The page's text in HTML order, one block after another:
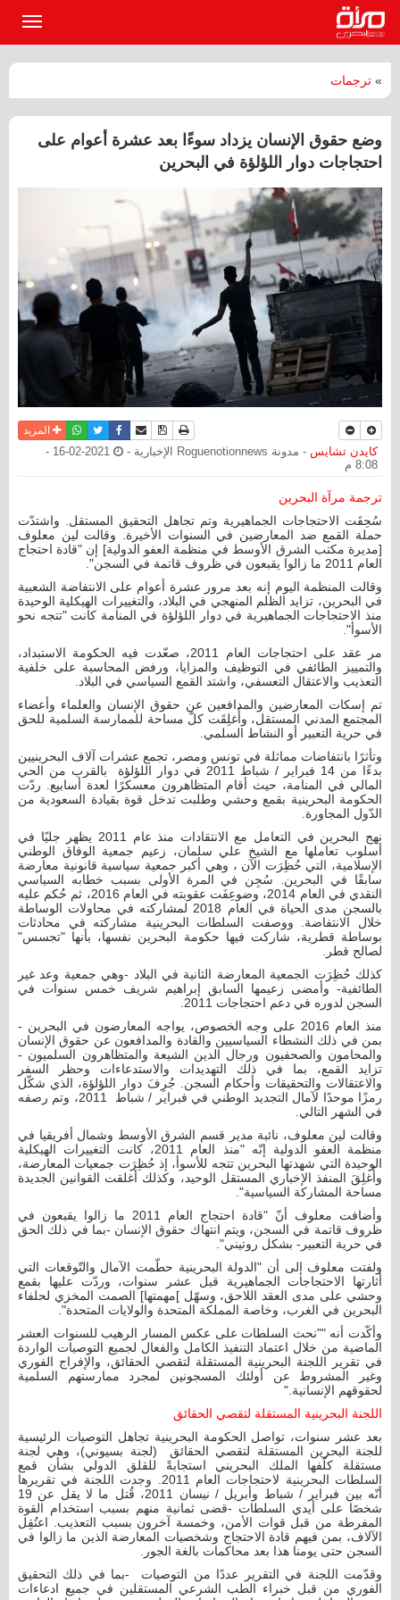
» ترجمات
وضع حقوق الإنسان يزداد سوءًا بعد عشرة أعوام على
احتجاجات دوار اللؤلؤة في البحرين
نسخة للطباعة
حفظ الموضوع
أرسل الى صديق
فيسبوكتويترواتسابالمزيد
كايدن تشايس - مدونة Roguenotionnews الإخبارية -
2021-02-16 -
8:08 م
ترجمة مرآة البحرين
سُحِقَت الاحتجاجات الجماهيرية وتم تجاهل التحقيق المستقل. واشتدّت
حملة القمع ضد المعارضين في السنوات الأخيرة. وقالت لين معلوف
[مديرة مكتب الشرق الأوسط في منظمة العفو الدولية] إن "قادة احتجاج
العام 2011 ما زالوا يقبعون في ظروف قاتمة في السجن".
وقالت المنظمة اليوم إنه بعد مرور عشرة أعوام على الانتفاضة الشعبية
في البحرين، تزايد الظلم المنهجي في البلاد، والتغييرات الهيكلية الوحيدة
منذ الاحتجاجات الجماهيرية في دوار اللؤلؤة في المنامة كانت "تتجه نحو
الأسوأ".
مر عقد على احتجاجات العام 2011، صعّدت فيه الحكومة الاستبداد،
والتمييز الطائفي في التوظيف والمزايا، ورفض المحاسبة على خلفية
التعذيب والاعتقال التعسفي، واشتد القمع السياسي في البلاد.
تم إسكات المعارضين والمدافعين عن حقوق الإنسان والعلماء وأعضاء
المجتمع المدني المستقل، وأُغلِقَت كلّ مساحة للممارسة السلمية للحق
في حرية التعبير أو النشاط السلمي.
وتأثرًا بانتفاضات مماثلة في تونس ومصر، تجمع عشرات آلاف البحرينيين
بدءًا من 14 فبراير / شباط 2011 في دوار اللؤلؤة بالقرب من الحي
المالي في المنامة، حيث أقام المتظاهرون معسكرًا لعدة أسابيع. ردّت
الحكومة البحرينية بقمع وحشي وطلبت تدخل قوة بقيادة السعودية من
الدّول المجاورة.
نهج البحرين في التعامل مع الانتقادات منذ عام 2011 يظهر جليًا في
أسلوب تعاملها مع الشيخ علي سلمان، زعيم جمعية الوفاق الوطني
الإسلامية، التي حُظِرَت الآن ، وهي أكبر جمعية سياسية قانونية معارضة
سابقًا في البحرين. سُجِن في المرة الأولى بسبب خطابه السياسي
النقدي في العام 2014، وضوعِفَت عقوبته في العام 2016، ثم حُكم عليه
بالسجن مدى الحياة في العام 2018 لمشاركته في محاولات الوساطة
خلال الانتفاضة. ووصفت السلطات البحرينية مشاركته في محادثات
بوساطة قطرية، شاركت فيها حكومة البحرين نفسها، بأنها "تجسس"
لصالح قطر.
كذلك حُظِرَت الجمعية المعارضة الثانية في البلاد -وهي جمعية وعد غير
الطائفية- وأمضى زعيمها السابق إبراهيم شريف خمس سنوات في
السجن لدوره في دعم احتجاجات 2011.
منذ العام 2016 على وجه الخصوص، يواجه المعارضون في البحرين -
بمن في ذلك النشطاء السياسيين والقادة والمدافعون عن حقوق الإنسان
والمحامون والصحفيون ورجال الدين الشيعة والمتظاهرون السلميون -
تزايد القمع، بما في ذلك التهديدات والاستدعاءات وحظر السفر
والاعتقالات والتحقيقات وأحكام السجن. جُرِفَ دوار اللؤلؤة، الذي شكّل
رمزًا موحدًا لآمال التجديد الوطني في فبراير / شباط 2011، وتم رصفه
في الشهر التالي.
وقالت لين معلوف، نائبة مدير قسم الشرق الأوسط وشمال أفريقيا في
منظمة العفو الدولية إنّه "منذ العام 2011، كانت التغييرات الهيكلية
الوحيدة التي شهدتها البحرين تتجه للأسوأ، إذ حُظِرَت جمعيات المعارضة،
وأُغلِقَ المنفذ الإخباري المستقل الوحيد، وكذلك أغلقت القوانين الجديدة
مساحة المشاركة السياسية".
وأضافت معلوف أنّ "قادة احتجاج العام 2011 ما زالوا يقبعون في
ظروف قاتمة في السجن، ويتم انتهاك حقوق الإنسان -بما في ذلك الحق
في حرية التعبير- بشكل روتيني".
ولفتت معلوف إلى أن "الدولة البحرينية حطّمت الآمال والتّوقعات التي
أثارتها الاحتجاجات الجماهيرية قبل عشر سنوات، وردّت عليها بقمع
وحشي على مدى العقد اللاحق، وسهّل ]مهمتها] الصمت المخزي لحلفاء
البحرين في الغرب، وخاصة المملكة المتحدة والولايات المتحدة".
وأكّدت أنه ""نحث السلطات على عكس المسار الرهيب للسنوات العشر
الماضية من خلال اعتماد التنفيذ الكامل والفعال لجميع التوصيات الواردة
في تقرير اللجنة البحرينية المستقلة لتقصي الحقائق، والإفراج الفوري
وغير المشروط عن أولئك المسجونين لمجرد ممارستهم السلمية
لحقوقهم الإنسانية."
اللجنة البحرينية المستقلة لتقصي الحقائق
بعد عشر سنوات، تواصل الحكومة البحرينية تجاهل التوصيات الرئيسية
للجنة البحرين المستقلة لتقصي الحقائق (لجنة بسيوني)، وهي لجنة
مستقلة كلّفها الملك البحريني استجابةً للقلق الدولي بشأن قمع
السلطات البحرينية لاحتجاجات العام 2011. وجدت اللجنة في تقريرها
أنّه بين فبراير / شباط وأبريل / نيسان 2011، قُتل ما لا يقل عن 19
شخصًا على أيدي السلطات -قضى ثمانية منهم بسبب استخدام القوة
المفرطة من قبل قوات الأمن، وخمسة آخرون بسبب التعذيب. اعتُقِل
الآلاف، بمن فيهم قادة الاحتجاج وشخصيات المعارضة الذين ما زالوا في
السجن حتى يومنا هذا بعد محاكمات بالغة الجور.
وقدّمت اللجنة في التقرير عددًا من التوصيات -بما في ذلك التحقيق
الفوري من قبل خبراء الطب الشرعي المستقلين في جميع ادعاءات